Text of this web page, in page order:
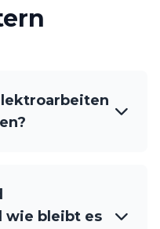
wie bleibt es